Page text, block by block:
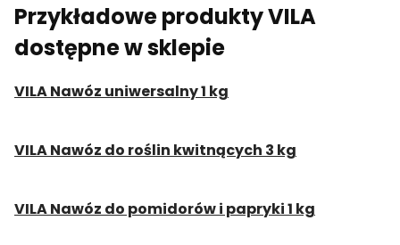
Przykładowe produkty VILA
dostępne w sklepie
VILA Nawóz uniwersalny 1 kg
VILA Nawóz do roślin kwitnących 3 kg
VILA Nawóz do pomidorów i papryki 1 kg